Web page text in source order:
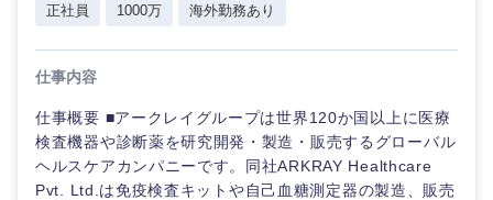
正社員
1000万 海外勤務あり
仕事内容
仕事概要 ■アークレイグループは世界120か国以上に医療
検査機器や診断薬を研究開発・製造・販売するグローバル
ヘルスケアカンパニーです。同社ARKRAY Healthcare
Pvt. Ltd.は免疫検査キットや自己血糖測定器の製造、販売